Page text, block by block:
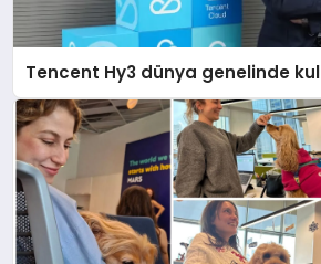
Tencent Hy3 dünya genelinde